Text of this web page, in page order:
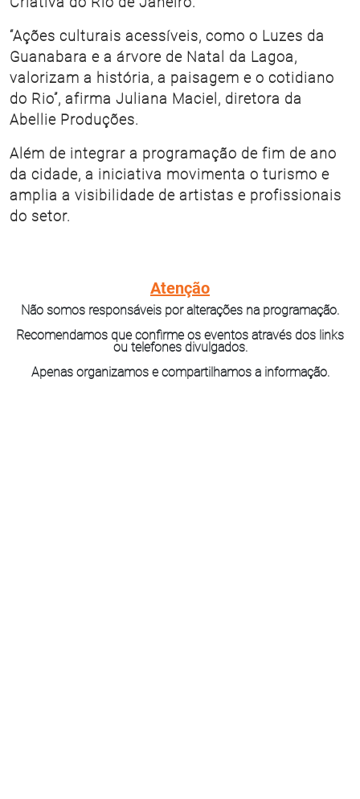
“Ações culturais acessíveis, como o Luzes da
Guanabara e a árvore de Natal da Lagoa,
valorizam a história, a paisagem e o cotidiano
do Rio”, afirma Juliana Maciel, diretora da
Abellie Produções.
Além de integrar a programação de fim de ano
da cidade, a iniciativa movimenta o turismo e
amplia a visibilidade de artistas e profissionais
do setor.
Atenção
Não somos responsáveis por alterações na programação.
Recomendamos que confirme os eventos através dos links
ou telefones divulgados.
Apenas organizamos e compartilhamos a informação.